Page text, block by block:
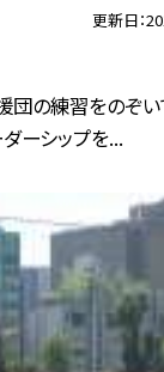
更新日
の練習をのぞい
ーシップを...